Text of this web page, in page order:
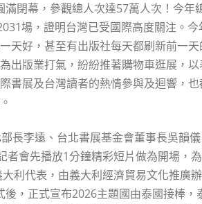
閉幕，參觀總人次達57萬人次！今年
場，證明台灣已受國際高度關注。
天好，甚至有出版社每天都刷新前一
出版業打氣，紛紛推著購物車逛展，
書展及台灣讀者的熱情參與及迴響，
長李遠、台北書展基金會董事長吳韻
會先播放1分鐘精彩短片做為開場，
利代表，由義大利經濟貿易文化推廣
，正式宣布2026主題國由泰國接棒